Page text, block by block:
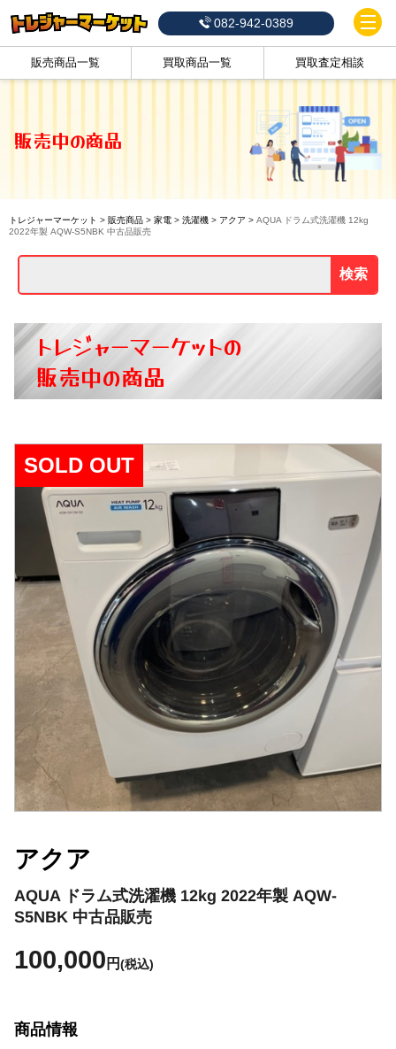
082-942-0389
販売商品一覧 買取商品一覧 買取査定相談
販売中の商品
トレジャーマーケット > 販売商品> 家電> 洗濯機> アクア > AQUA ドラム式洗濯機 12kg
2022年製 AQW-S5NBK 中古品販売
検索
トレジャーマーケットの
販売中の商品
アクア
AQUA ドラム式洗濯機 12kg 2022年製 AQW-
S5NBK 中古品販売
100,000 円(税込)
商品情報
SOLD OUT